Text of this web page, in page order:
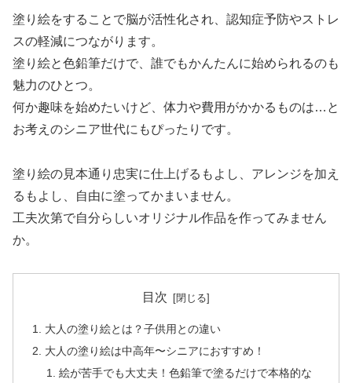
塗り絵をすることで脳が活性化され、認知症予防やストレ
スの軽減につながります。
塗り絵と色鉛筆だけで、誰でもかんたんに始められるのも
魅力のひとつ。
何か趣味を始めたいけど、体力や費用がかかるものは…と
お考えのシニア世代にもぴったりです。
塗り絵の見本通り忠実に仕上げるもよし、アレンジを加え
るもよし、自由に塗ってかまいません。
工夫次第で自分らしいオリジナル作品を作ってみません
か。
目次
大人の塗り絵とは？子供用との違い
大人の塗り絵は中高年〜シニアにおすすめ！
絵が苦手でも大丈夫！色鉛筆で塗るだけで本格的な